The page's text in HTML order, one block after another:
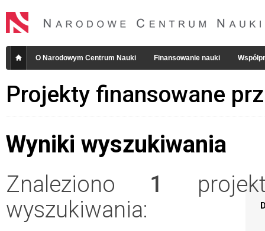
O Narodowym Centrum Nauki Finansowanie nauki
Projekty finansowane
Wyniki wyszukiwania
Znaleziono 1
wyszukiwania: